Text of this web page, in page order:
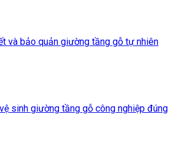
và bảo quản giường tầng gỗ tự nhiên
sinh giường tầng gỗ công nghiệp đúng